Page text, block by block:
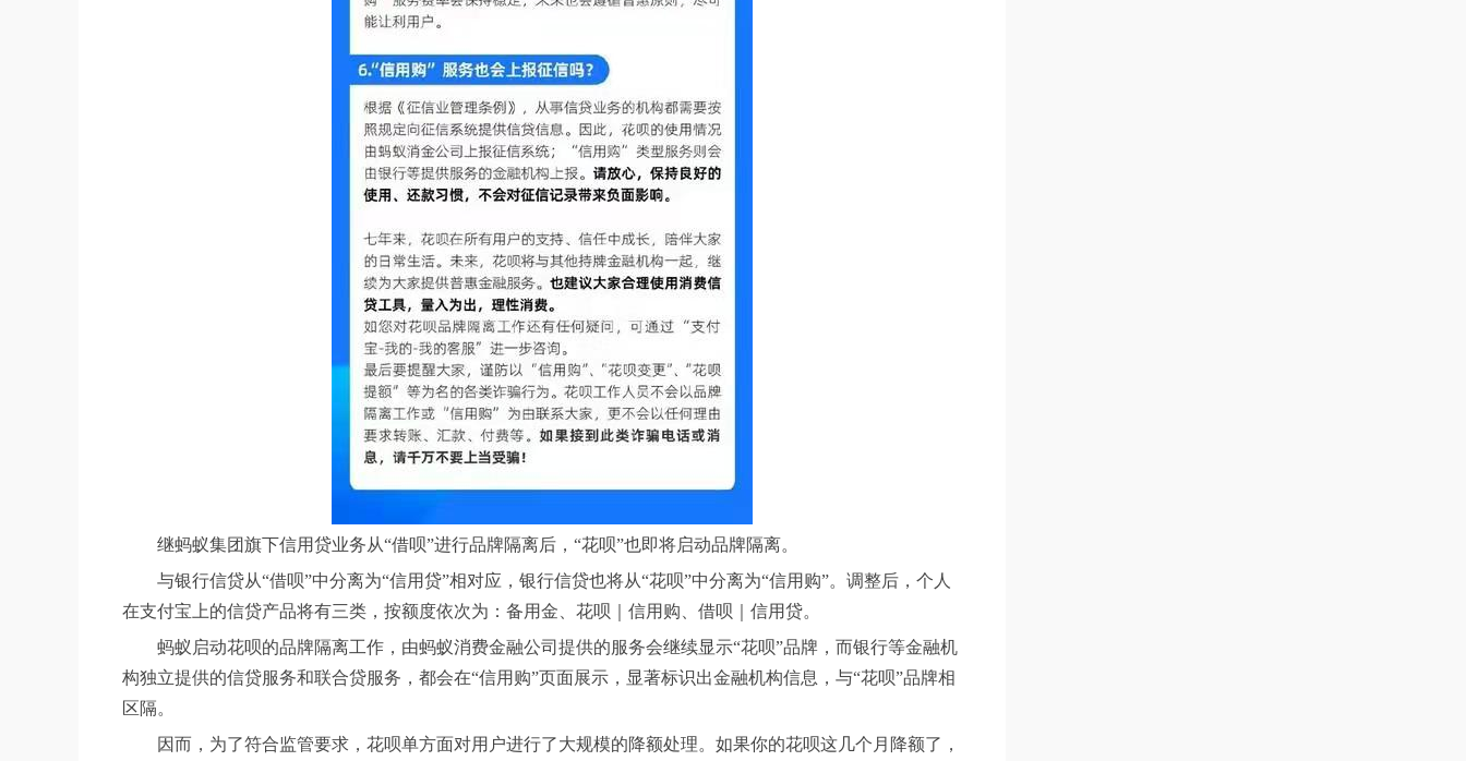
继蚂蚁集团旗下信用贷业务从“借呗”进行品牌隔离后，“花呗”也即将启动品牌隔离。
与银行信贷从“借呗”中分离为“信用贷”相对应，银行信贷也将从“花呗”中分离为“信用购”。调整后，个人
在支付宝上的信贷产品将有三类，按额度依次为：备用金、花呗｜信用购、借呗｜信用贷。
蚂蚁启动花呗的品牌隔离工作，由蚂蚁消费金融公司提供的服务会继续显示“花呗”品牌，而银行等金融机
构独立提供的信贷服务和联合贷服务，都会在“信用购”页面展示，显著标识出金融机构信息，与“花呗”品牌相
区隔。
因而，为了符合监管要求，花呗单方面对用户进行了大规模的降额处理。如果你的花呗这几个月降额了，